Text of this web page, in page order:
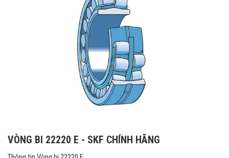
VÒNG BI 22220 E - SKF CHÍNH HÃNG